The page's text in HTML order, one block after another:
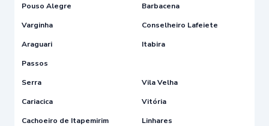
Pouso Alegre
Barbacena
Varginha
Conselheiro Lafeiete
Araguari
Itabira
Passos
Serra
Vila Velha
Cariacica
Vitória
Cachoeiro de Itapemirim
Linhares